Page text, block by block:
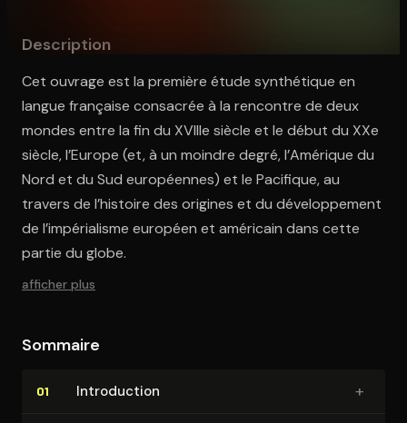
Description
Cet ouvrage est la première étude synthétique en
langue française consacrée à la rencontre de deux
mondes entre la fin du XVIIIe siècle et le début du XXe
siècle, l’Europe (et, à un moindre degré, l’Amérique du
Nord et du Sud européennes) et le Pacifique, au
travers de l’histoire des origines et du développement
de l’impérialisme européen et américain dans cette
partie du globe.
afficher plus
Sommaire
01 In­tro­duc­tion +